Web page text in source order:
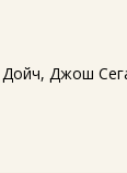
Дойч, Джош